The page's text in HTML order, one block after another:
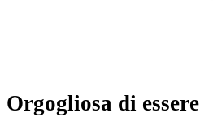
Orgogliosa di essere